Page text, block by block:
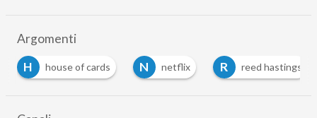
Argomenti
H
house of cards N netflix R reed hastings